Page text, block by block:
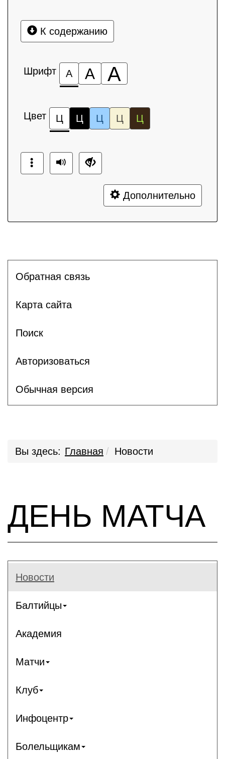
К содержанию
Шрифт А А А
Цвет Ц Ц Ц Ц Ц
Дополнительно
Обратная связь
Карта сайта
Поиск
Авторизоваться
Обычная версия
Вы здесь: Главная Новости
ДЕНЬ МАТЧА
Новости
Балтийцы
Академия
Матчи
Клуб
Инфоцентр
Болельщикам